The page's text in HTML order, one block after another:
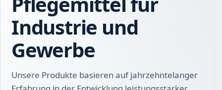
Industrie und
Gewerbe
Unsere Produkte basieren auf jahrzehntelanger